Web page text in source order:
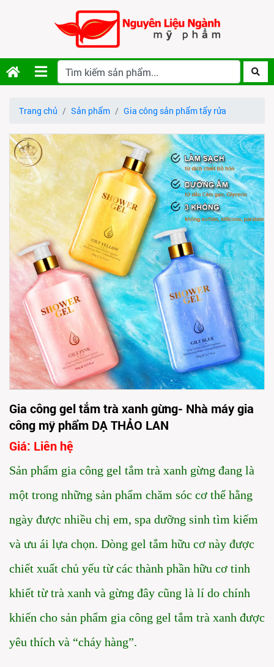
Trang chủ Sản phẩm Gia công sản phẩm tẩy rửa
Gia công gel tắm trà xanh gừng- Nhà máy gia
công mỹ phẩm DẠ THẢO LAN
Giá: Liên hệ
Sản phẩm gia công gel tắm trà xanh gừng đang là
một trong những sản phẩm chăm sóc cơ thể hằng
ngày được nhiều chị em, spa dưỡng sinh tìm kiếm
và ưu ái lựa chọn. Dòng gel tắm hữu cơ này được
chiết xuất chủ yếu từ các thành phần hữu cơ tinh
khiết từ trà xanh và gừng đây cũng là lí do chính
khiến cho sản phẩm gia công gel tắm trà xanh được
yêu thích và “cháy hàng”.